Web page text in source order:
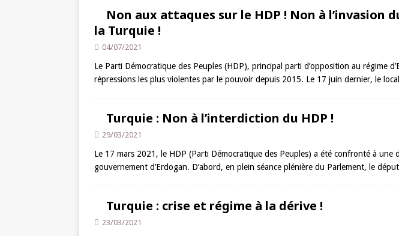
Non aux attaques sur le HDP ! Non à l’invasion
la Turquie !
04/07/2021
Le Parti Démocratique des Peuples (HDP), principal parti d’opposition au régime
répressions les plus violentes par le pouvoir depuis 2015. Le 17 juin dernier, le
Turquie : Non à l’interdiction du HDP !
29/03/2021
Le 17 mars 2021, le HDP (Parti Démocratique des Peuples) a été confronté à une
gouvernement d’Erdogan. D’abord, en plein séance plénière du Parlement, le
Turquie : crise et régime à la dérive !
23/03/2021